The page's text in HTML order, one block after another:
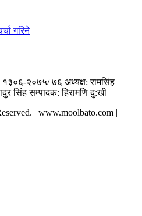
गरिने
१३०६-२०७५/ ७६ अध्यक्ष: रामसिंह
सिंह सम्पादक: हिरामणि दु:खी
| www.moolbato.com |